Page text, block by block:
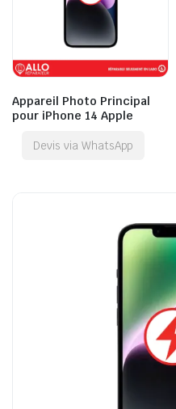
Appareil Photo Principal
pour iPhone 14 Apple
Devis via WhatsApp